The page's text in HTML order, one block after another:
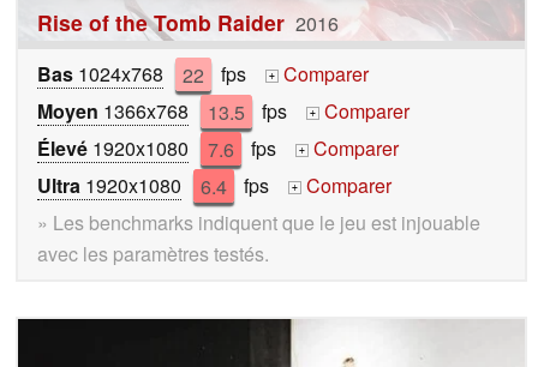
Rise of the Tomb Raider 2016
Bas 1024x768 22 fps +
Comparer
Moyen 1366x768 13.5 fps +
Comparer
Élevé 1920x1080 7.6 fps +
Comparer
Ultra 1920x1080 6.4 fps +
Comparer
» Les benchmarks indiquent que le jeu est injouable
avec les paramètres testés.